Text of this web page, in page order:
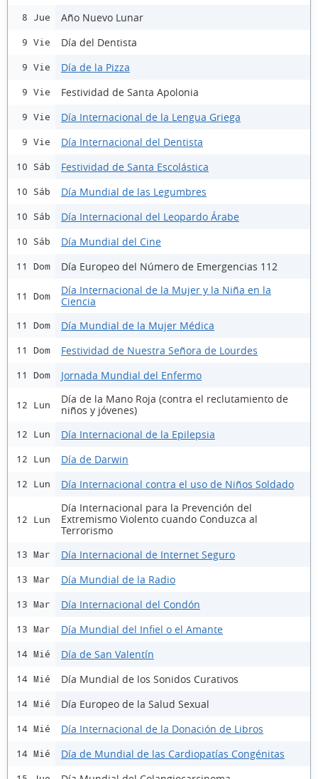
8 Jue Año Nuevo Lunar
9 Vie Día del Dentista
9 Vie Día de la Pizza
9 Vie Festividad de Santa Apolonia
9 Vie Día Internacional de la Lengua Griega
9 Vie Día Internacional del Dentista
10 Sáb Festividad de Santa Escolástica
10 Sáb Día Mundial de las Legumbres
10 Sáb Día Internacional del Leopardo Árabe
10 Sáb Día Mundial del Cine
11 Dom Día Europeo del Número de Emergencias 112
11 Dom
Día Internacional de la Mujer y la Niña en la
Ciencia
11 Dom Día Mundial de la Mujer Médica
11 Dom Festividad de Nuestra Señora de Lourdes
11 Dom Jornada Mundial del Enfermo
12 Lun
Día de la Mano Roja (contra el reclutamiento de
niños y jóvenes)
12 Lun Día Internacional de la Epilepsia
12 Lun Día de Darwin
12 Lun Día Internacional contra el uso de Niños Soldado
12 Lun
Día Internacional para la Prevención del
Extremismo Violento cuando Conduzca al
Terrorismo
13 Mar Día Internacional de Internet Seguro
13 Mar Día Mundial de la Radio
13 Mar Día Internacional del Condón
13 Mar Día Mundial del Infiel o el Amante
14 Mié Día de San Valentín
14 Mié Día Mundial de los Sonidos Curativos
14 Mié Día Europeo de la Salud Sexual
14 Mié Día Internacional de la Donación de Libros
14 Mié Día de Mundial de las Cardiopatías Congénitas